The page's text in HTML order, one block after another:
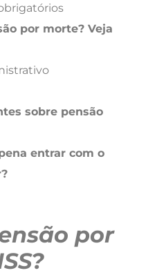
por morte? Veja
sobre pensão
entrar com o
por